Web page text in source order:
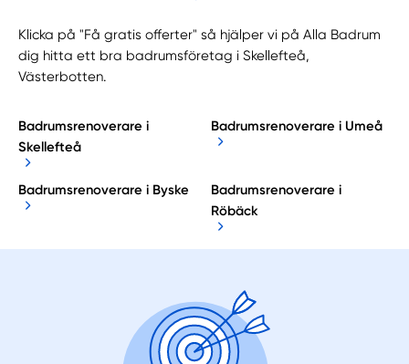
Klicka på "Få gratis offerter" så hjälper vi på Alla Badrum
dig hitta ett bra badrumsföretag i Skellefteå,
Västerbotten.
Badrumsrenoverare i
Skellefteå
Badrumsrenoverare i Umeå
Badrumsrenoverare i Byske
Badrumsrenoverare i
Röbäck